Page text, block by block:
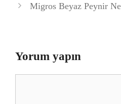
Migros Beyaz Peynir
Yorum yapın